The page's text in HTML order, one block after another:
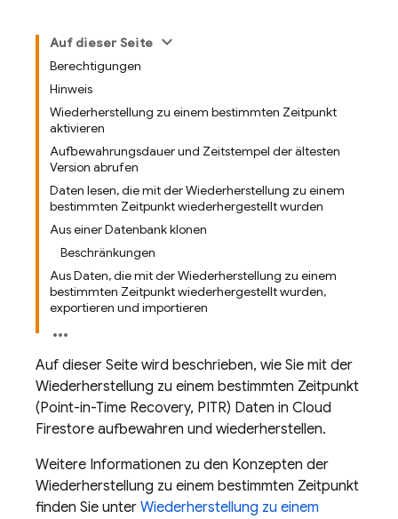
Auf dieser Seite
Berechtigungen
Hinweis
Wiederherstellung zu einem bestimmten Zeitpunkt
aktivieren
Aufbewahrungsdauer und Zeitstempel der ältesten
Version abrufen
Daten lesen, die mit der Wiederherstellung zu einem
bestimmten Zeitpunkt wiederhergestellt wurden
Aus einer Datenbank klonen
Beschränkungen
Aus Daten, die mit der Wiederherstellung zu einem
bestimmten Zeitpunkt wiederhergestellt wurden,
exportieren und importieren
Auf dieser Seite wird beschrieben, wie Sie mit der
Wiederherstellung zu einem bestimmten Zeitpunkt
(Point-in-Time Recovery, PITR) Daten in Cloud
Firestore aufbewahren und wiederherstellen.
Weitere Informationen zu den Konzepten der
Wiederherstellung zu einem bestimmten Zeitpunkt
finden Sie unter Wiederherstellung zu einem